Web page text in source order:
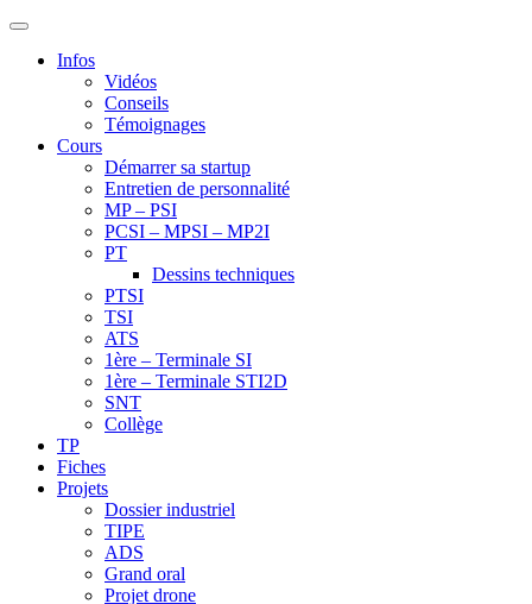
Infos
Vidéos
Conseils
Témoignages
Cours
Démarrer sa startup
Entretien de personnalité
MP – PSI
PCSI – MPSI – MP2I
PT
Dessins techniques
PTSI
TSI
ATS
1ère – Terminale SI
1ère – Terminale STI2D
SNT
Collège
TP
Fiches
Projets
Dossier industriel
TIPE
ADS
Grand oral
Projet drone